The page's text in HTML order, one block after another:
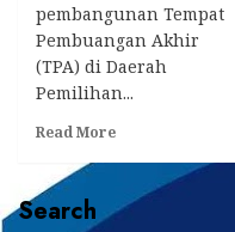
pembangunan Tempat
Pembuangan Akhir
(TPA) di Daerah
Pemilihan...
Read MoreRead
Pembangunan
TPA
Search